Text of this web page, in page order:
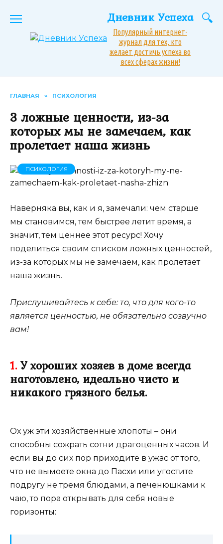
Дневник Успеха
Популярный интернет-
журнал для тех, кто
желает достичь успеха во
всех сферах жизни!
ГЛАВНАЯ » ПСИХОЛОГИЯ
3 ложные ценности, из-за
которых мы не замечаем, как
пролетает наша жизнь
ПСИХОЛОГИЯ
Наверняка вы, как и я, замечали: чем старше
мы становимся, тем быстрее летит время, а
значит, тем ценнее этот ресурс! Хочу
поделиться своим списком ложных ценностей,
из-за которых мы не замечаем, как пролетает
наша жизнь.
Прислушивайтесь к себе: то, что для кого-то
является ценностью, не обязательно созвучно
вам!
1. У хороших хозяев в доме всегда
наготовлено, идеально чисто и
никакого грязного белья.
Ох уж эти хозяйственные хлопоты – они
способны сожрать сотни драгоценных часов. И
если вы до сих пор приходите в ужас от того,
что не вымоете окна до Пасхи или угостите
подругу не тремя блюдами, а печенюшками к
чаю, то пора открывать для себя новые
горизонты: